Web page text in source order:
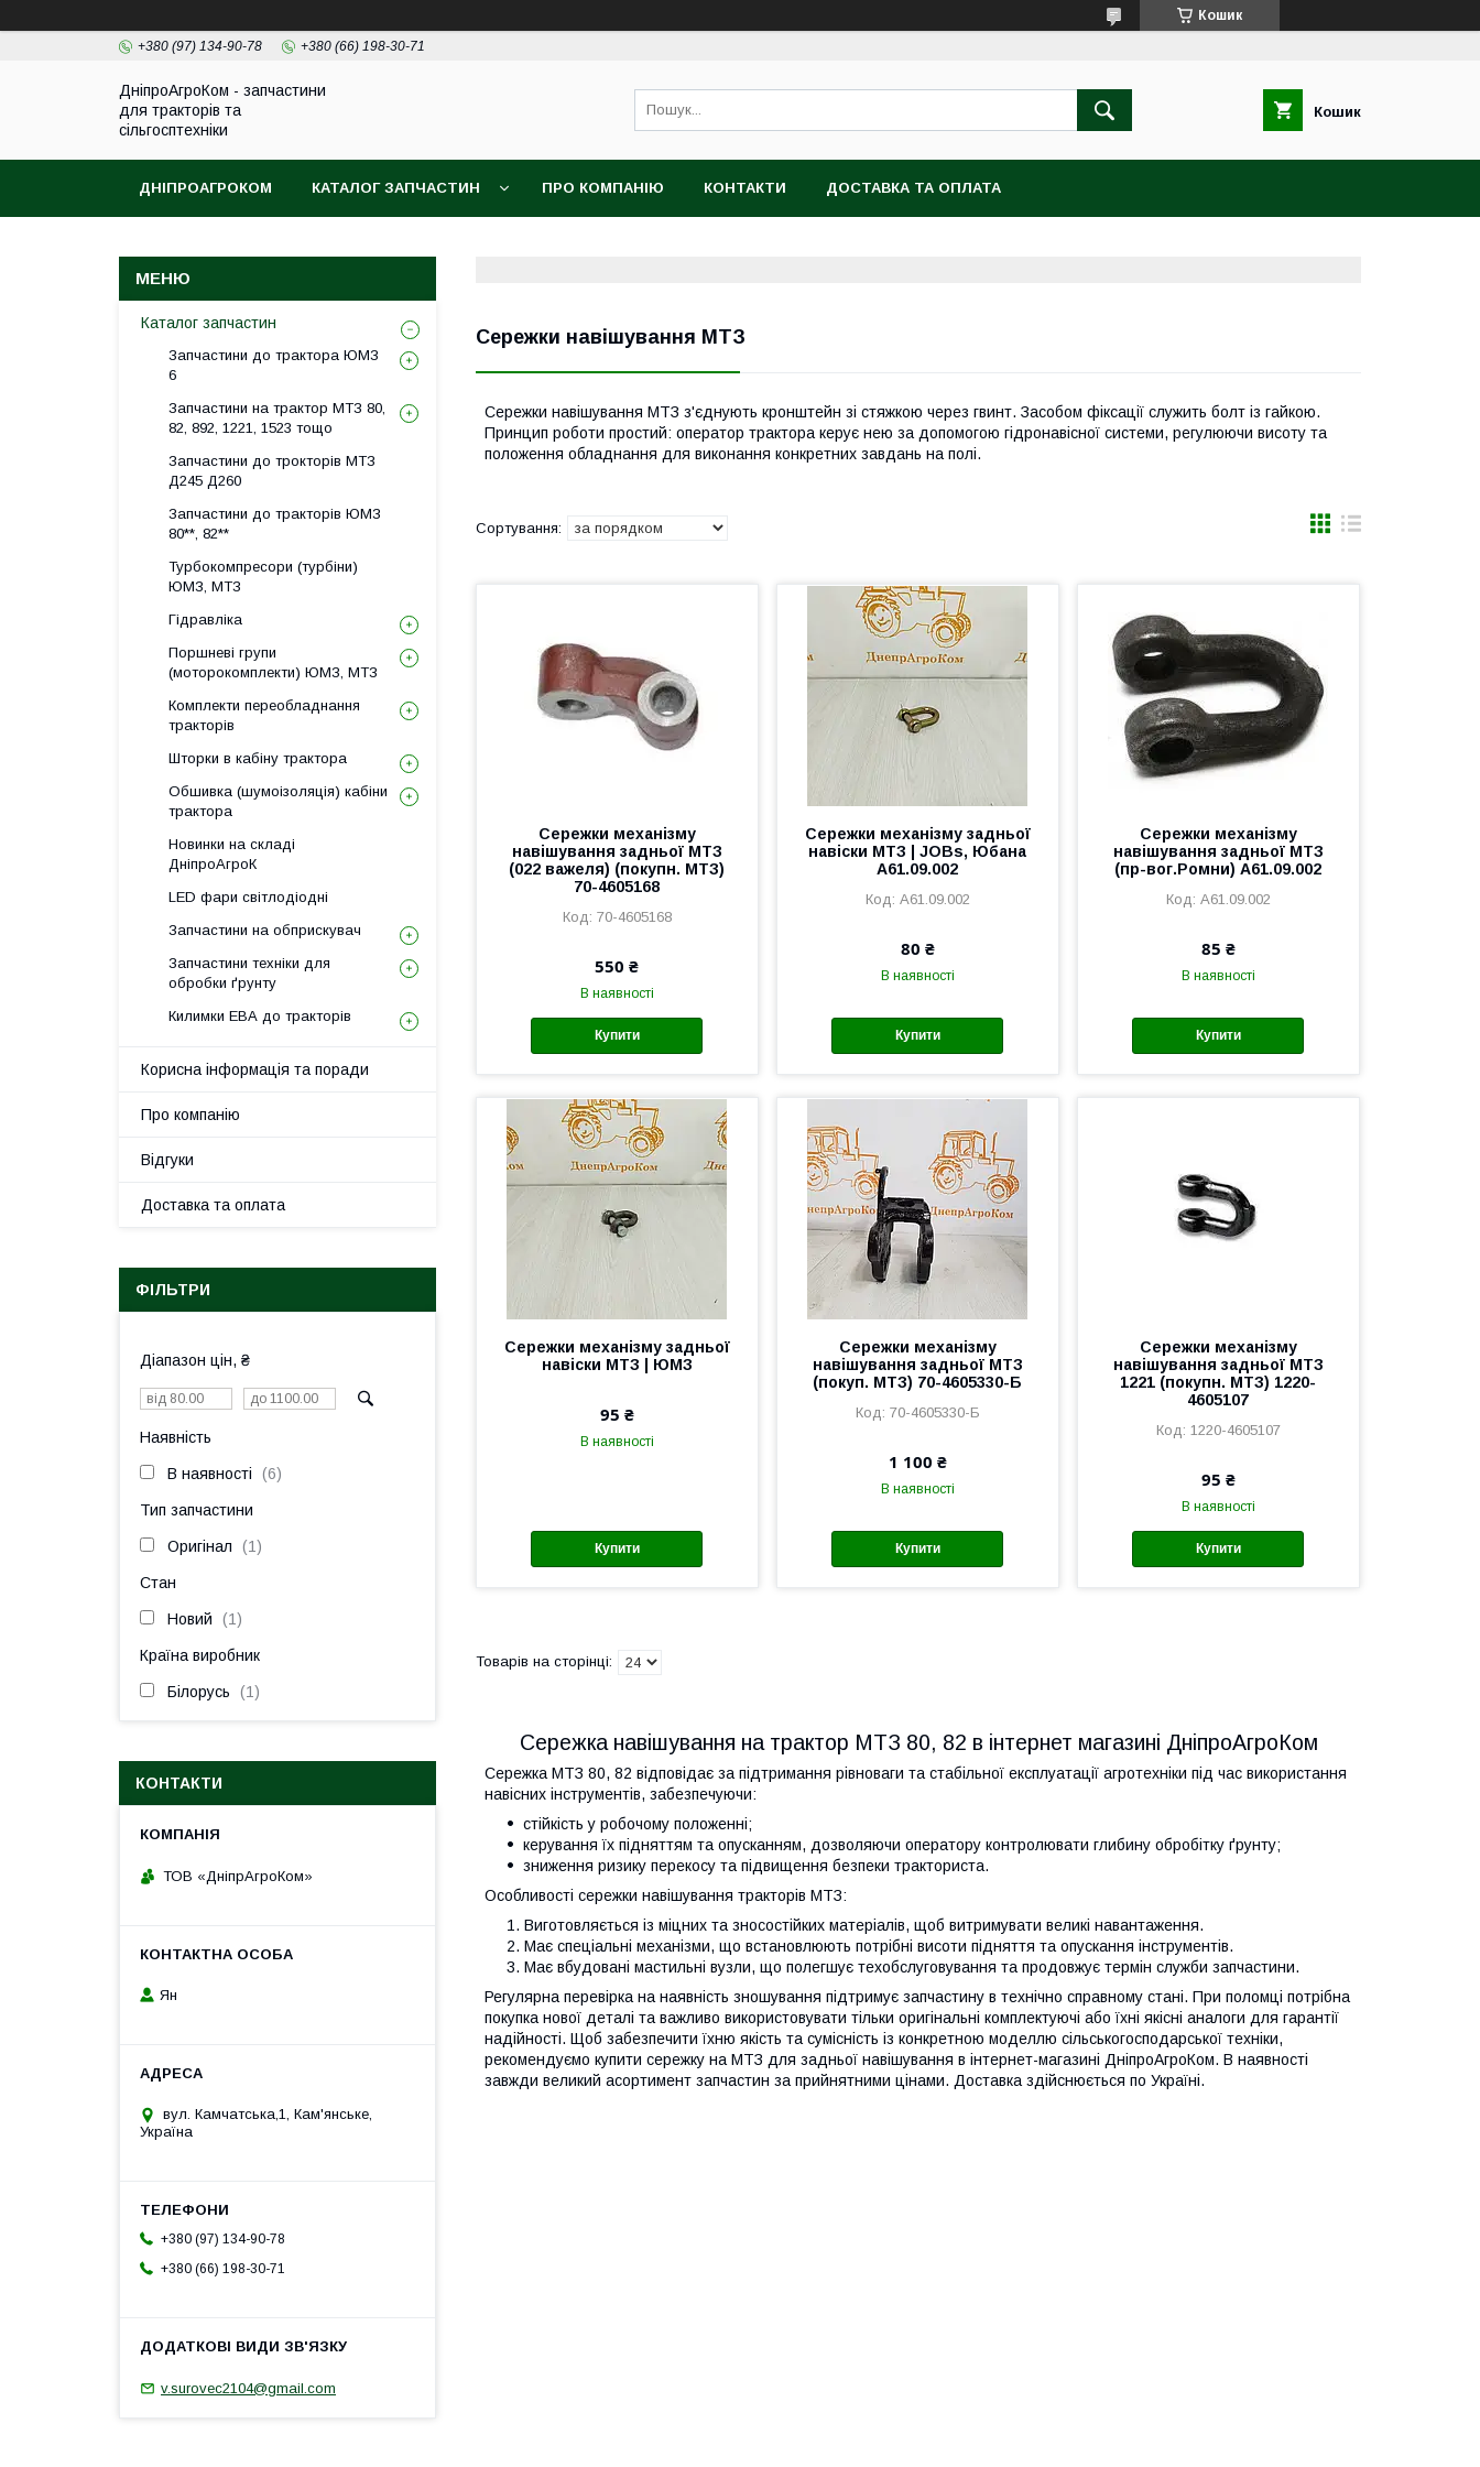
Кошик
+380 (97) 134-90-78 +380 (66) 198-30-71
ДніпроАгроКом - запчастини
для тракторів та
сільгосптехніки
Кошик
ДНІПРОАГРОКОМ КАТАЛОГ ЗАПЧАСТИН ПРО КОМПАНІЮ КОНТАКТИ ДОСТАВКА ТА ОПЛАТА
Сережки навішування МТЗ
Сережки навішування МТЗ з'єднують кронштейн зі стяжкою через гвинт. Засобом фіксації служить болт із гайкою.
Принцип роботи простий: оператор трактора керує нею за допомогою гідронавісної системи, регулюючи висоту та
положення обладнання для виконання конкретних завдань на полі.
Сережки механізму
навішування задньої МТЗ
(022 важеля) (покупн. МТЗ)
70-4605168
70-4605168
550 ₴
В наявності
Купити
Сережки механізму задньої
навіски МТЗ | JOBs, Юбана
А61.09.002
А61.09.002
80 ₴
В наявності
Купити
Сережки механізму
навішування задньої МТЗ
(пр-вог.Ромни) А61.09.002
А61.09.002
85 ₴
В наявності
Купити
Сережки механізму задньої
навіски МТЗ | ЮМЗ
95 ₴
В наявності
Купити
Сережки механізму
навішування задньої МТЗ
(покуп. МТЗ) 70-4605330-Б
70-4605330-Б
1 100 ₴
В наявності
Купити
Сережки механізму
навішування задньої МТЗ
1221 (покупн. МТЗ) 1220-
4605107
1220-4605107
95 ₴
В наявності
Купити
Сережка навішування на трактор МТЗ 80, 82 в інтернет магазині ДніпроАгроКом
Сережка МТЗ 80, 82 відповідає за підтримання рівноваги та стабільної експлуатації агротехніки під час використання
навісних інструментів, забезпечуючи:
стійкість у робочому положенні;
керування їх підняттям та опусканням, дозволяючи оператору контролювати глибину обробітку ґрунту;
зниження ризику перекосу та підвищення безпеки тракториста.
Особливості сережки навішування тракторів МТЗ:
Виготовляється із міцних та зносостійких матеріалів, щоб витримувати великі навантаження.
Має спеціальні механізми, що встановлюють потрібні висоти підняття та опускання інструментів.
Має вбудовані мастильні вузли, що полегшує техобслуговування та продовжує термін служби запчастини.
Регулярна перевірка на наявність зношування підтримує запчастину в технічно справному стані. При поломці потрібна
покупка нової деталі та важливо використовувати тільки оригінальні комплектуючі або їхні якісні аналоги для гарантії
надійності. Щоб забезпечити їхню якість та сумісність із конкретною моделлю сільськогосподарської техніки,
рекомендуємо купити сережку на МТЗ для задньої навішування в інтернет-магазині ДніпроАгроКом. В наявності
завжди великий асортимент запчастин за прийнятними цінами. Доставка здійснюється по Україні.
Каталог запчастин
Запчастини до трактора ЮМЗ
6
Запчастини на трактор МТЗ 80,
82, 892, 1221, 1523 тощо
Запчастини до трокторів МТЗ
Д245 Д260
Запчастини до тракторів ЮМЗ
80**, 82**
Турбокомпресори (турбіни)
ЮМЗ, МТЗ
Гідравліка
Поршневі групи
(моторокомплекти) ЮМЗ, МТЗ
Комплекти переобладнання
тракторів
Шторки в кабіну трактора
Обшивка (шумоізоляція) кабіни
трактора
Новинки на складі
ДніпроАгроК
LED фари світлодіодні
Запчастини на обприскувач
Запчастини техніки для
обробки ґрунту
Килимки ЕВА до тракторів
Корисна інформація та поради
Про компанію
Відгуки
Доставка та оплата
ФІЛЬТРИ
Діапазон цін, ₴
Наявність
В наявності 6
Тип запчастини
Оригінал 1
Стан
Новий 1
Країна виробник
Білорусь 1
КОНТАКТИ
ТОВ «ДніпрАгроКом»
Ян
вул. Камчатська,1, Кам'янське,
Україна
+380 (97) 134-90-78
+380 (66) 198-30-71
v.surovec2104@gmail.com